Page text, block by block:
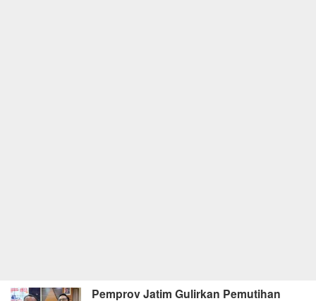
Pemprov Jatim Gulirkan Pemutihan